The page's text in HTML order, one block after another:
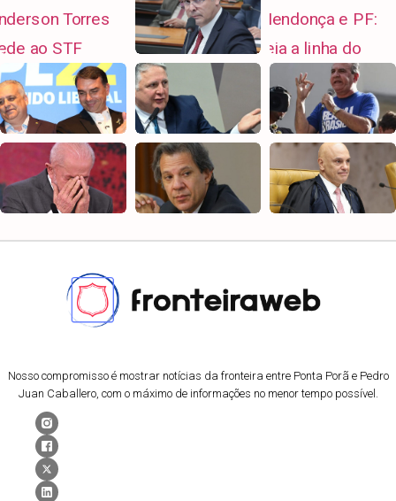
Nosso compromisso é mostrar notícias da fronteira entre Ponta Porã e Pedro
Juan Caballero, com o máximo de informações no menor tempo possível.